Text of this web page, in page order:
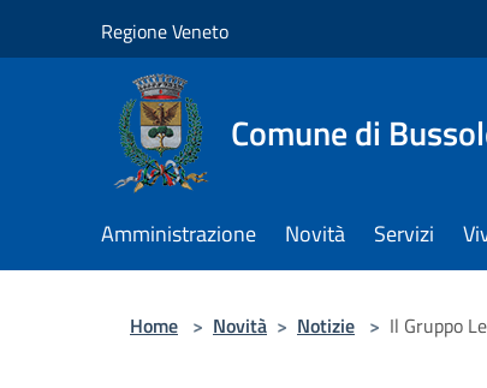
Regione Veneto
Comune di
Amministrazione Novità Servizi
Home > Novità > Notizie > Il Gruppo